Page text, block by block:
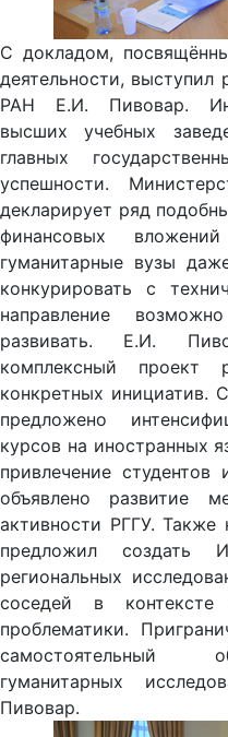
С докладом,
деятельности, выступил
РАН Е.И. Пивовар.
высших учебных
главных
успешности.
декларирует ряд
финансовых
гуманитарные вузы
конкурировать с
направление
развивать. Е.И.
комплексный проект
конкретных инициатив.
предложено
курсов на иностранных
привлечение
объявлено развитие
активности РГГУ. Также
предложил создать
региональных
соседей в контексте
проблематики.
самостоятельный
гуманитарных
Пивовар.